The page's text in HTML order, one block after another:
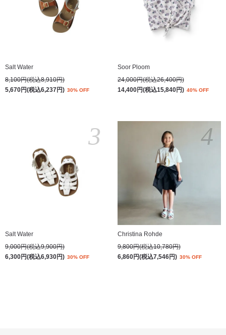
Salt Water
8,100円(税込8,910円)
5,670円(税込6,237円) 30% OFF
Soor Ploom
24,000円(税込26,400円)
14,400円(税込15,840円) 40% OFF
Salt Water
9,000円(税込9,900円)
6,300円(税込6,930円) 30% OFF
3
Christina Rohde
9,800円(税込10,780円)
6,860円(税込7,546円) 30% OFF
4